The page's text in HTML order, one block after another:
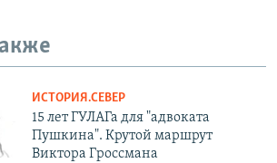
ИСТОРИЯ.СЕВЕР
15 лет ГУЛАГа для "адвоката
Пушкина". Крутой маршрут
Виктора Гроссмана